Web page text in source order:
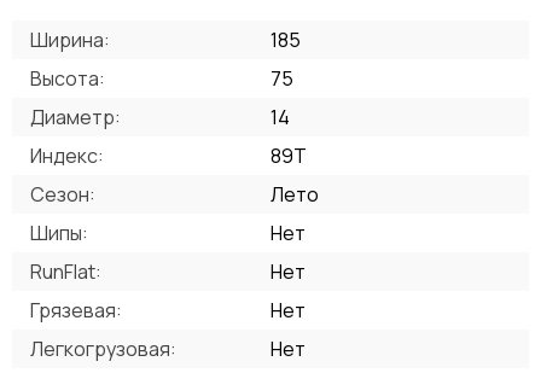
Ширина:
185
Высота:
75
Диаметр:
14
Индекс:
89T
Сезон:
Лето
Шипы:
Нет
RunFlat:
Нет
Грязевая:
Нет
Легкогрузовая:
Нет